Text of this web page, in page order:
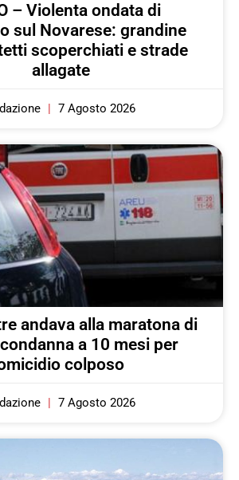
– Violenta ondata di
sul Novarese: grandine
scoperchiati e strade
allagate
7 Agosto 2026
andava alla maratona di
a 10 mesi per
colposo
7 Agosto 2026